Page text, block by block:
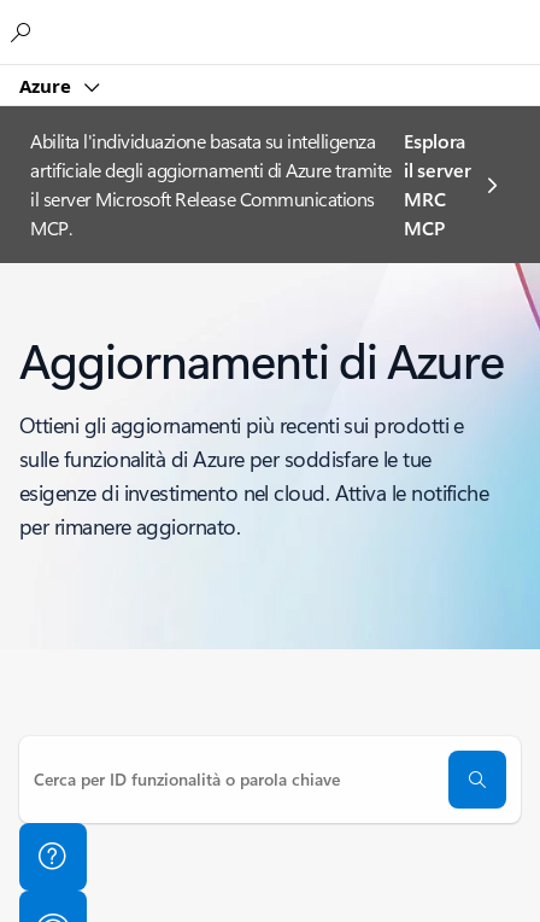
Azure
Abilita l'individuazione basata su intelligenza
artificiale degli aggiornamenti di Azure tramite
il server Microsoft Release Communications
MCP.
Esplora
il server
MRC
MCP
Aggiornamenti di Azure
Ottieni gli aggiornamenti più recenti sui prodotti e
sulle funzionalità di Azure per soddisfare le tue
esigenze di investimento nel cloud. Attiva le notifiche
per rimanere aggiornato.